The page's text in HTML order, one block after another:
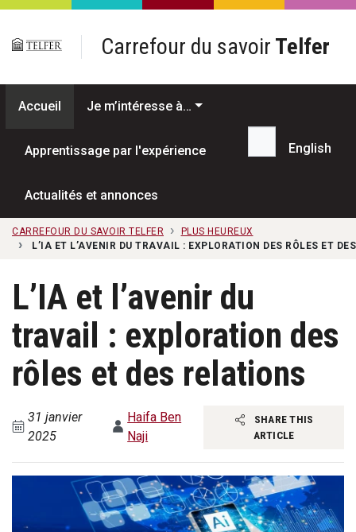
Passer au contenu principal
Carrefour du savoir Telfer
Accueil Je m’intéresse à…
Apprentissage par l'expérience
Actualités et annonces
Recherche...
English
CARREFOUR DU SAVOIR TELFER
PLUS HEUREUX
L’IA ET L’AVENIR DU TRAVAIL : EXPLORATION DES RÔLES ET
L’IA et l’avenir du
travail : exploration des
rôles et des relations
31 janvier
2025
Haifa Ben
Naji
SHARE THIS
ARTICLE